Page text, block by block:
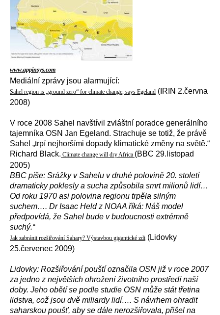
www.appinsys.com
Mediální zprávy jsou alarmující:
Sahel region is „ground zero“ for climate change, says Egeland (IRIN 2.června
2008)
V roce 2008 Sahel navštívil zvláštní poradce generálního
tajemníka OSN Jan Egeland. Strachuje se totiž, že právě
Sahel „trpí nejhoršími dopady klimatické změny na světě.“
Richard Black. Climate change will dry Africa (BBC 29.listopad
2005)
BBC píše: Srážky v Sahelu v druhé polovině 20. století
dramaticky poklesly a sucha způsobila smrt milionů lidí…
Od roku 1970 asi polovina regionu trpěla silným
suchem…. Dr Isaac Held z NOAA říká: Náš model
předpovídá, že Sahel bude v budoucnosti extrémně
suchý.“
Jak zabránit rozšiřování Sahary? Výstavbou gigantické zdi (Lidovky
25.červenec 2009)
Lidovky: Rozšiřování pouští označila OSN již v roce 2007
za jedno z největších ohrožení životního prostředí naší
doby. Jeho obětí se podle studie OSN může stát třetina
lidstva, což jsou dvě miliardy lidí…. S návrhem ohradit
saharskou poušť, aby se dále nerozšiřovala, přišel na